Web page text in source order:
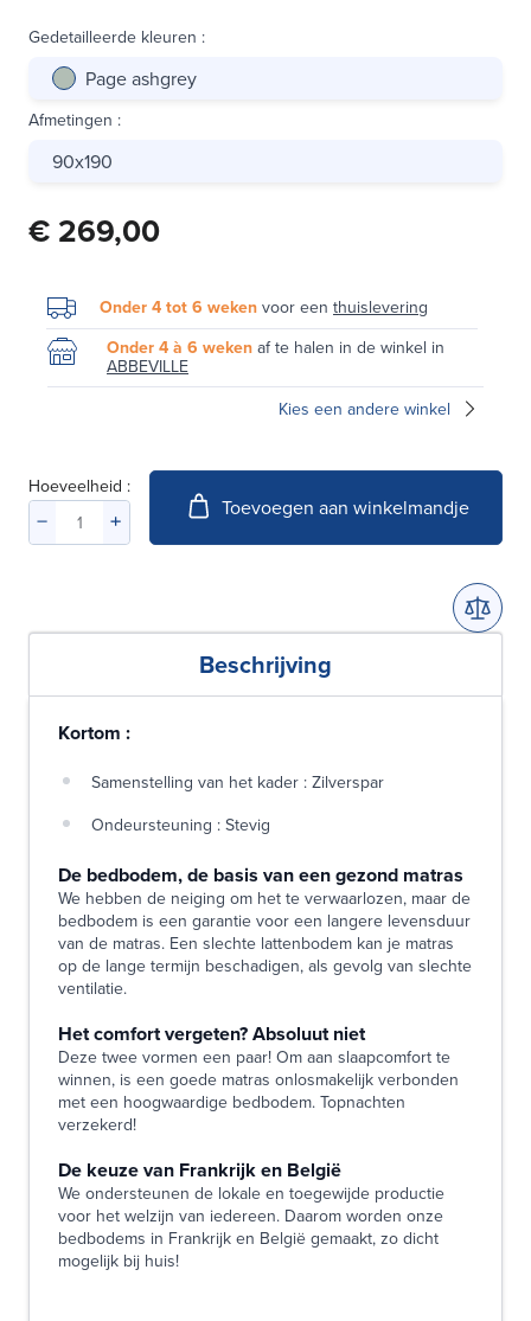
Gedetailleerde kleuren :
Page ashgrey
Afmetingen :
90x190
€ 269,00
Onder 4 tot 6 weken voor een thuislevering
Onder 4 à 6 weken af te halen in de winkel in
ABBEVILLE
Kies een andere winkel
Hoeveelheid :
Toevoegen aan winkelmandje
Beschrijving
Kortom :
Samenstelling van het kader : Zilverspar
Ondeursteuning : Stevig
De bedbodem, de basis van een gezond matras
We hebben de neiging om het te verwaarlozen, maar de
bedbodem is een garantie voor een langere levensduur
van de matras. Een slechte lattenbodem kan je matras
op de lange termijn beschadigen, als gevolg van slechte
ventilatie.
Het comfort vergeten? Absoluut niet
Deze twee vormen een paar! Om aan slaapcomfort te
winnen, is een goede matras onlosmakelijk verbonden
met een hoogwaardige bedbodem. Topnachten
verzekerd!
De keuze van Frankrijk en België
We ondersteunen de lokale en toegewijde productie
voor het welzijn van iedereen. Daarom worden onze
bedbodems in Frankrijk en België gemaakt, zo dicht
mogelijk bij huis!